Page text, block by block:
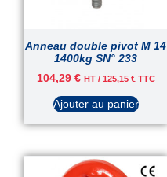
Anneau double pivot M 14
1400kg SN° 233
104,29 € HT / 125,15 €TTC
Ajouter au panier